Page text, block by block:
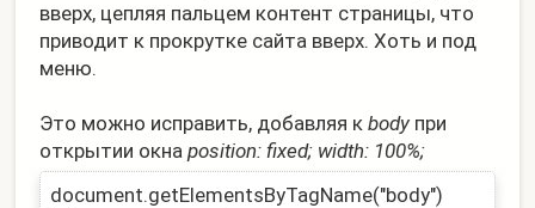
вверх, цепляя пальцем контент страницы, что
приводит к прокрутке сайта вверх. Хоть и под
меню.
Это можно исправить, добавляя кbody при
открытии окнаposition: fixed; width: 100%;
document.getElementsByTagName("body")